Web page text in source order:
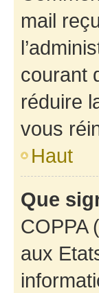
mail
courant
réduire
vous
Haut
Que
COPPA
aux